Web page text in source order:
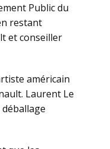
Public du
restant
et conseiller
américain
Laurent Le